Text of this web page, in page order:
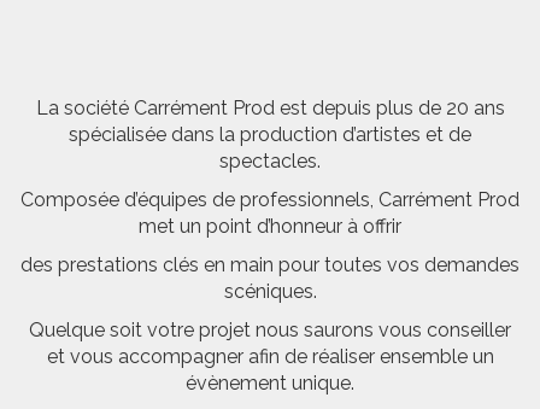
La société Carrément Prod est depuis plus de 20 ans
spécialisée dans la production d’artistes et de
spectacles.
Composée d’équipes de professionnels, Carrément Prod
met un point d’honneur à offrir
des prestations clés en main pour toutes vos demandes
scéniques.
Quelque soit votre projet nous saurons vous conseiller
et vous accompagner afin de réaliser ensemble un
évènement unique.